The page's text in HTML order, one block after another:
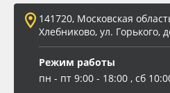
Баннер
Заготовки для сувениров
141720, Московская
Хлебниково, ул. Горького,
Режим работы
пн - пт 9:00 - 18:00 , сб